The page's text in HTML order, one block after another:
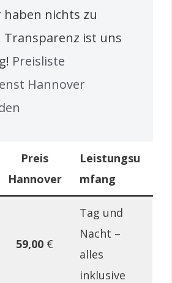
haben nichts zu
Transparenz ist uns
Preisliste
Hannover
Preis
Hannover
Leistungsu
mfang
59,00 €
Tag und
Nacht –
alles
inklusive